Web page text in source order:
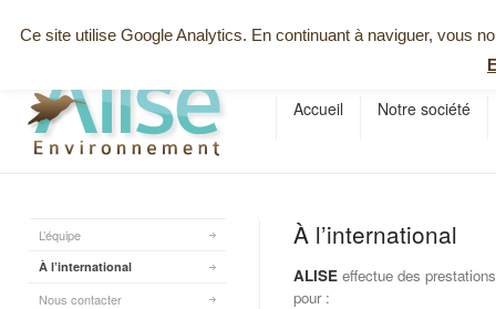
Accueil Notre société
À l’international
ALISE effectue des
pour :
L’équipe
À l’international
Nous contacter
Ce site utilise Google Analytics. En continuant à naviguer, vous